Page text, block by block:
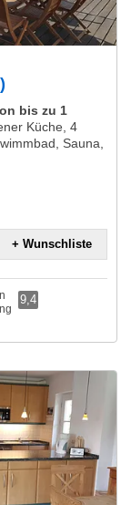
bis zu 1
Küche, 4
Sauna,
+ Wunschliste
9,4